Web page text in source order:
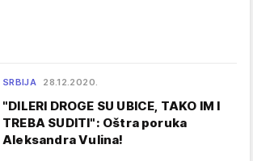
SRBIJA 28.12.2020.
"DILERI DROGE SU UBICE, TAKO IM I
TREBA SUDITI": Oštra poruka
Aleksandra Vulina!